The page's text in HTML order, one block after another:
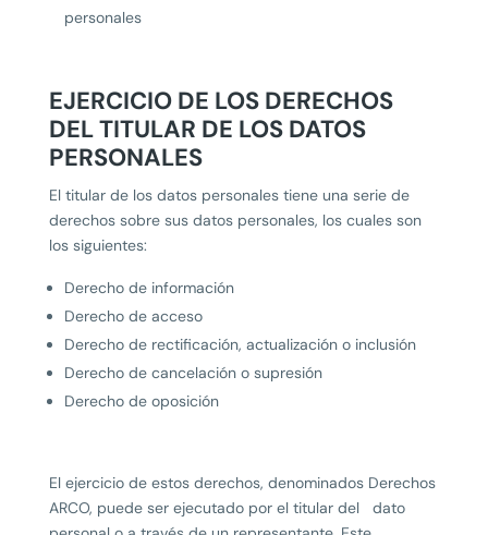
personales
EJERCICIO DE LOS DERECHOS
DEL TITULAR DE LOS DATOS
PERSONALES
El titular de los datos personales tiene una serie de
derechos sobre sus datos personales, los cuales son
los siguientes:
Derecho de información
Derecho de acceso
Derecho de rectificación, actualización o inclusión
Derecho de cancelación o supresión
Derecho de oposición
El ejercicio de estos derechos, denominados Derechos
ARCO, puede ser ejecutado por el titular del dato